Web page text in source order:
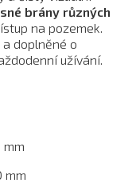
brány různých
na pozemek.
a doplněné o
užívání.
mm
mm